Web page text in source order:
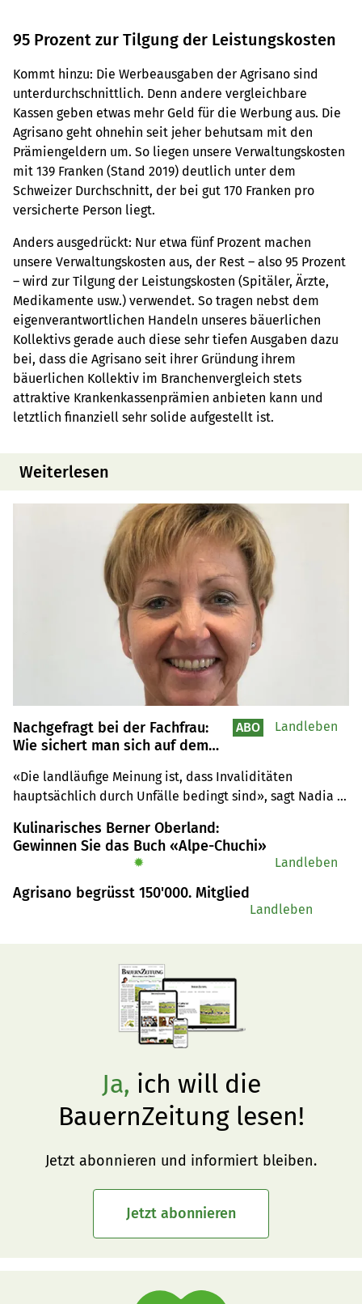
95 Prozent zur Tilgung der Leistungskosten
Kommt hinzu: Die Werbeausgaben der Agrisano sind
unterdurchschnittlich. Denn andere vergleichbare
Kassen geben etwas mehr Geld für die Werbung aus. Die
Agrisano geht ohnehin seit jeher behutsam mit den
Prämiengeldern um. So liegen unsere Verwaltungskosten
mit 139 Franken (Stand 2019) deutlich unter dem
Schweizer Durchschnitt, der bei gut 170 Franken pro
versicherte Person liegt.
Anders ausgedrückt: Nur etwa fünf Prozent machen
unsere Verwaltungskosten aus, der Rest – also 95 Prozent
– wird zur Tilgung der Leistungskosten (Spitäler, Ärzte,
Medikamente usw.) verwendet. So tragen nebst dem
eigenverantwortlichen Handeln unseres bäuerlichen
Kollektivs gerade auch diese sehr tiefen Ausgaben dazu
bei, dass die Agrisano seit ihrer Gründung ihrem
bäuerlichen Kollektiv im Branchenvergleich stets
attraktive Krankenkassenprämien anbieten kann und
letztlich finanziell sehr solide aufgestellt ist.
Weiterlesen
Nachgefragt bei der Fachfrau:
Wie sichert man sich auf dem
«Die landläufige Meinung ist, dass Invaliditäten
hauptsächlich durch Unfälle bedingt sind», sagt Nadia
Unfall und Krankheit gleichwertig abzusichern.
ABO Landleben
Kulinarisches Berner Oberland:
Gewinnen Sie das Buch «Alpe-Chuchi»
✹ Landleben
Agrisano begrüsst 150'000. Mitglied
Landleben
Ja, ich will die
BauernZeitung lesen!
Jetzt abonnieren und informiert bleiben.
Jetzt abonnieren